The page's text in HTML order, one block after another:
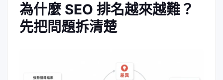
為什麼 SEO 排名越來越難？
先把問題拆清楚